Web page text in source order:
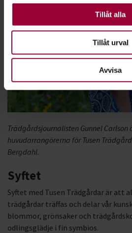
Tillåt alla
Tillåt urval
Avvisa
Trädgårdsjournalisten Gunnel Carlson
huvudarrangörerna för Tusen
Bergdahl.
Syftet
Syftet med Tusen Trädgårdar är att
trädgårdar träffas och delar vår
blommor, grönsaker och
odlingsglädje i fin symbios.